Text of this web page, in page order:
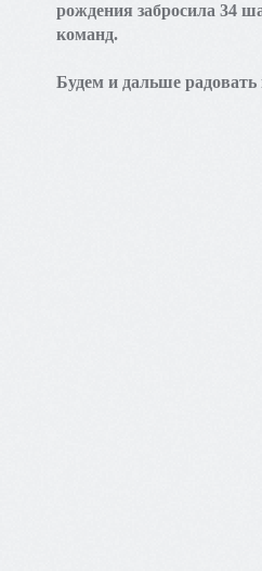
рождения забросила 34
команд.
Будем и дальше